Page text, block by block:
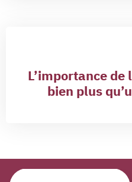
L’importance
bien plus